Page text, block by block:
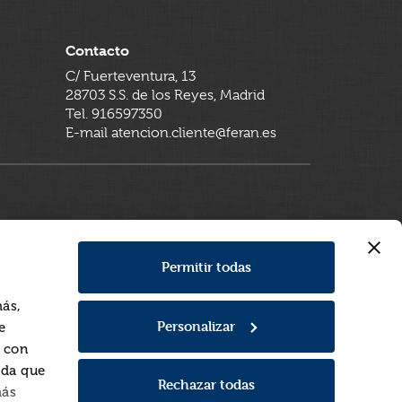
con
que
Permitir todas
Personalizar
Rechazar todas
Contacto
C/ Fuerteventura, 13
28703 S.S. de los Reyes, Madrid
Tel. 916597350
E-mail atencion.cliente@feran.es